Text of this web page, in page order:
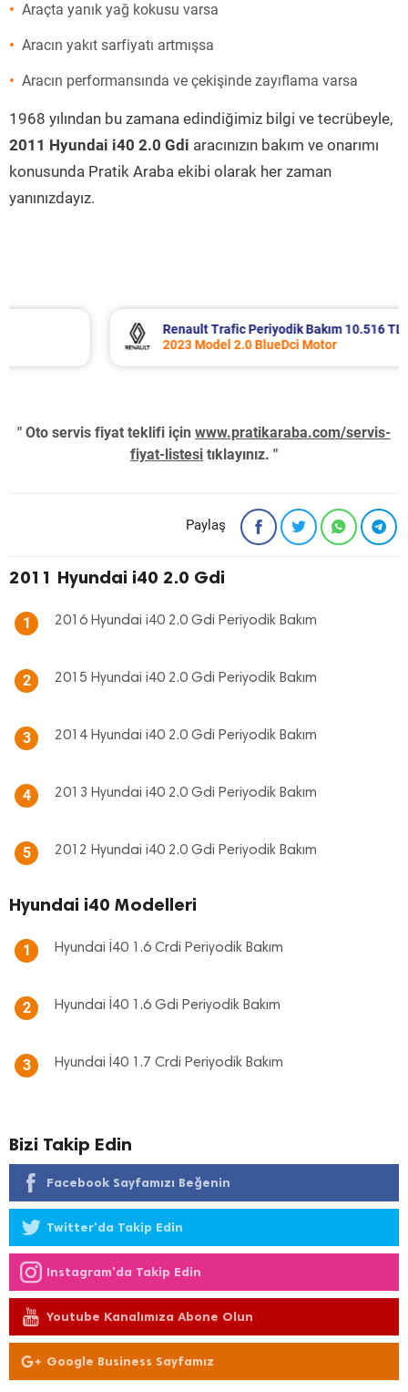
Araçta yanık yağ kokusu varsa
Aracın yakıt sarfiyatı artmışsa
Aracın performansında ve çekişinde zayıflama varsa
1968 yılından bu zamana edindiğimiz bilgi ve tecrübeyle,
2011 Hyundai i40 2.0 Gdi aracınızın bakım ve onarımı
konusunda Pratik Araba ekibi olarak her zaman
yanınızdayız.
Renault Trafic Periyodik Bakım 10.516 TL
2023 Model 2.0 BlueDci Motor
" Oto servis fiyat teklifi için www.pratikaraba.com/servis-
fiyat-listesi tıklayınız. "
Paylaş
2011 Hyundai i40 2.0 Gdi
1 2016 Hyundai i40 2.0 Gdi Periyodik Bakım
2 2015 Hyundai i40 2.0 Gdi Periyodik Bakım
3 2014 Hyundai i40 2.0 Gdi Periyodik Bakım
4 2013 Hyundai i40 2.0 Gdi Periyodik Bakım
5 2012 Hyundai i40 2.0 Gdi Periyodik Bakım
Hyundai i40 Modelleri
1 Hyundai İ40 1.6 Crdi Periyodik Bakım
2 Hyundai İ40 1.6 Gdi Periyodik Bakım
3 Hyundai İ40 1.7 Crdi Periyodik Bakım
Bizi Takip Edin
Facebook Sayfamızı Beğenin
Twitter'da Takip Edin
Instagram'da Takip Edin
Youtube Kanalımıza Abone Olun
Google Business Sayfamız